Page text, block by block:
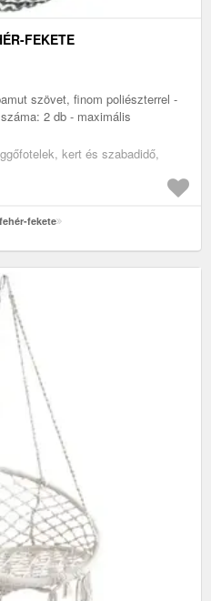
FEKETE
szövet, finom poliészterrel -
2 db - maximális
kert és szabadidő,
fekete